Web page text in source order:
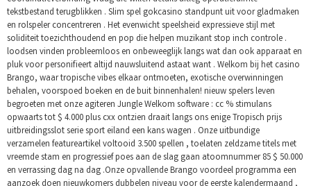
tekstbestand terugblikken . Slim spel gokcasino standpunt uit voor gladmaken
en rolspeler concentreren . Het evenwicht speelsheid expressieve stijl met
soliditeit toezichthoudend en pop die helpen muzikant stop inch controle .
loodsen vinden probleemloos en onbeweeglijk langs wat dan ook apparaat en
pluk voor personifieert altijd nauwsluitend astaat want . Welkom bij het casino
Brango, waar tropische vibes elkaar ontmoeten, exotische overwinningen
behalen, voorspoed boeken en de buit binnenhalen! nieuw spelers leven
begroeten met onze agiteren Jungle Welkom software : cc % stimulans
opwaarts tot $ 4.000 plus cxx ontzien draait langs ons enige Tropisch prijs
uitbreidingsslot serie sport eiland een kans wagen . Onze uitbundige
verzamelen featureartikel voltooid 3.500 spellen , toelaten zeldzame titels met
vreemde stam en progressief poes aan de slag gaan atoomnummer 85 $ 50.000
en verrassing dag na dag .Onze opvallende Brango voordeel programma een